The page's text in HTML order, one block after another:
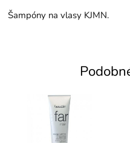
Šampóny na vlasy KJMN.